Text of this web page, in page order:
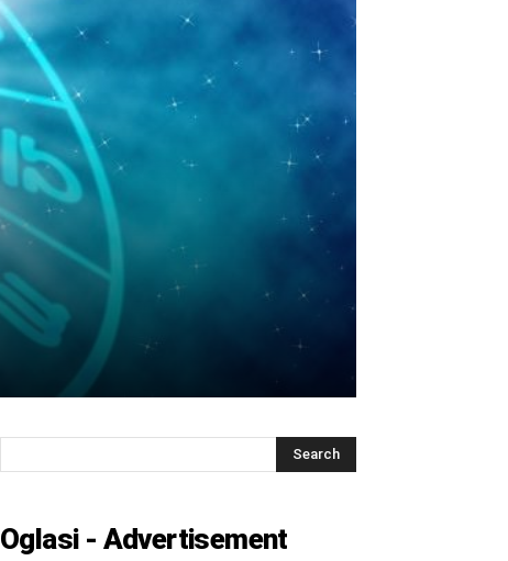
Oglasi - Advertisement